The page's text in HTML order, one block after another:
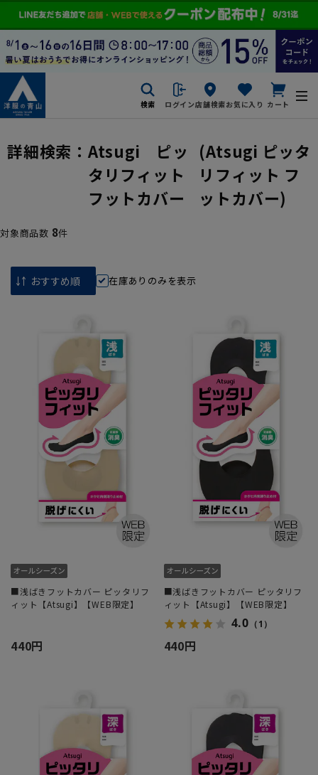
検索 ログイン店舗検索お気に入り カート
詳細検索： Atsugi ピッ
タリフィット
フットカバー
(Atsugi ピッタ
リフィット フ
ットカバー)
対象商品数 8件
在庫ありのみを表示
■浅ばきフットカバー ピッタリフ
ィット【Atsugi】【WEB限定】
440円
■浅ばきフットカバー ピッタリフ
ィット【Atsugi】【WEB限定】
4.0 （1）
440円